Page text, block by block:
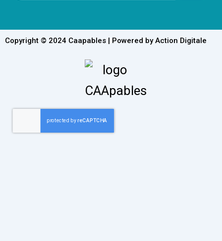
Copyright © 2024 Caapables | Powered by Action Digitale